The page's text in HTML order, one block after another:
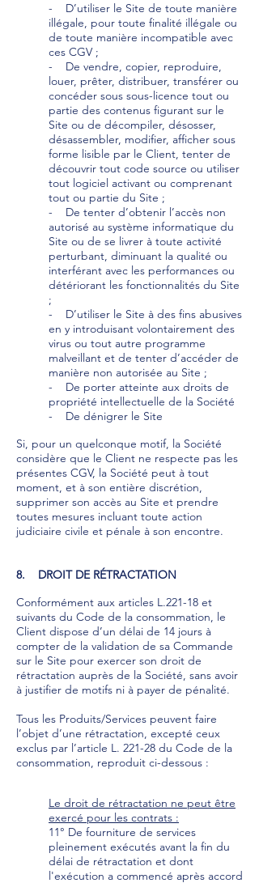
- D’utiliser le Site de toute manière
illégale, pour toute finalité illégale ou
de toute manière incompatible avec
ces CGV ;
- De vendre, copier, reproduire,
louer, prêter, distribuer, transférer ou
concéder sous sous-licence tout ou
partie des contenus figurant sur le
Site ou de décompiler, désosser,
désassembler, modifier, afficher sous
forme lisible par le Client, tenter de
découvrir tout code source ou utiliser
tout logiciel activant ou comprenant
tout ou partie du Site ;
- De tenter d’obtenir l’accès non
autorisé au système informatique du
Site ou de se livrer à toute activité
perturbant, diminuant la qualité ou
interférant avec les performances ou
détériorant les fonctionnalités du Site
;
- D’utiliser le Site à des fins abusives
en y introduisant volontairement des
virus ou tout autre programme
malveillant et de tenter d’accéder de
manière non autorisée au Site ;
- De porter atteinte aux droits de
propriété intellectuelle de la Société
- De dénigrer le Site
Si, pour un quelconque motif, la Société
considère que le Client ne respecte pas les
présentes CGV, la Société peut à tout
moment, et à son entière discrétion,
supprimer son accès au Site et prendre
toutes mesures incluant toute action
judiciaire civile et pénale à son encontre.
8. DROIT DE RÉTRACTATION
Conformément aux articles L.221-18 et
suivants du Code de la consommation, le
Client dispose d’un délai de 14 jours à
compter de la validation de sa Commande
sur le Site pour exercer son droit de
rétractation auprès de la Société, sans avoir
à justifier de motifs ni à payer de pénalité.
Tous les Produits/Services peuvent faire
l’objet d’une rétractation, excepté ceux
exclus par l’article L. 221-28 du Code de la
consommation, reproduit ci-dessous :
Le droit de rétractation ne peut être
exercé pour les contrats :
11° De fourniture de services
pleinement exécutés avant la fin du
délai de rétractation et dont
l'exécution a commencé après accord